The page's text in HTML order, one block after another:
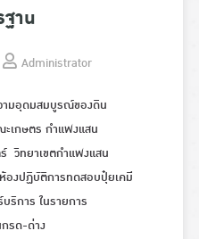
าน
Administrator
ามอุดมสมบูรณ์ของดิน
เกษตร กำแพงแสน
วิทยาเขตกำแพงแสน
องปฏิบัติการทดสอบปุ๋ยเคมี
ริการ ในรายการ
รด-ด่าง